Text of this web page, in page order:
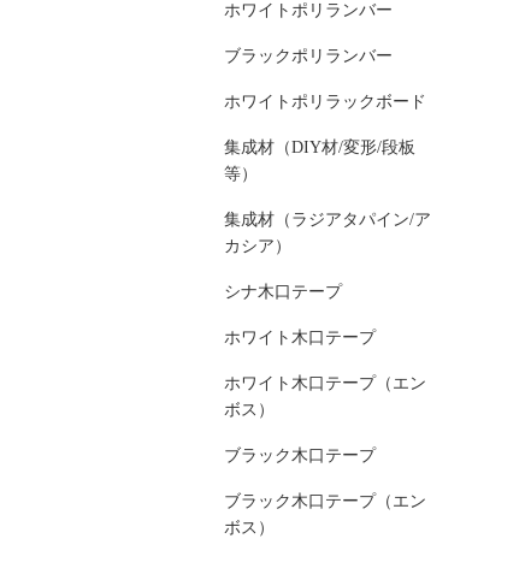
ホワイトポリランバー
ブラックポリランバー
ホワイトポリラックボード
集成材（DIY材/変形/段板
等）
集成材（ラジアタパイン/ア
カシア）
シナ木口テープ
ホワイト木口テープ
ホワイト木口テープ（エン
ボス）
ブラック木口テープ
ブラック木口テープ（エン
ボス）